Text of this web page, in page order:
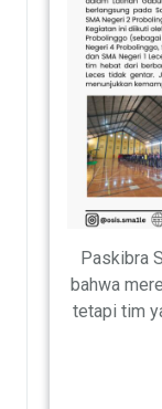
Paskibra
bahwa
tetapi tim